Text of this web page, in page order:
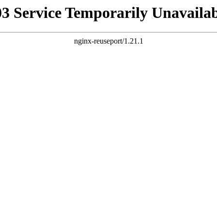
Service Temporarily
nginx-reuseport/1.21.1